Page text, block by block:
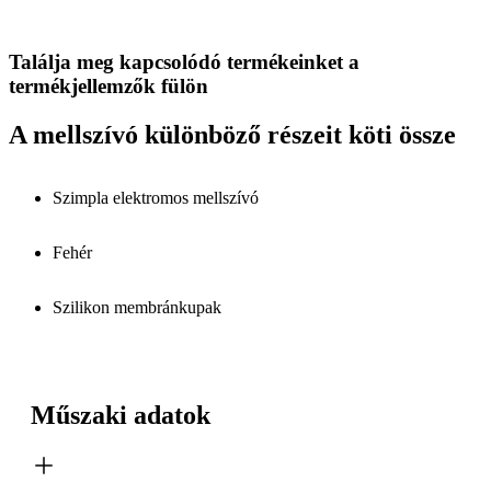
Találja meg kapcsolódó termékeinket a
termékjellemzők fülön
A mellszívó különböző részeit köti össze
Szimpla elektromos mellszívó
Fehér
Szilikon membránkupak
Műszaki adatok